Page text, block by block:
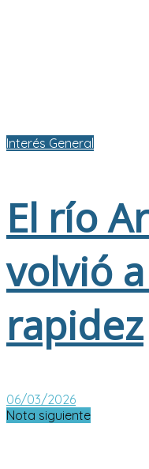
Interés General
El río
volvió
rapidez
06/03/2026
Nota siguiente